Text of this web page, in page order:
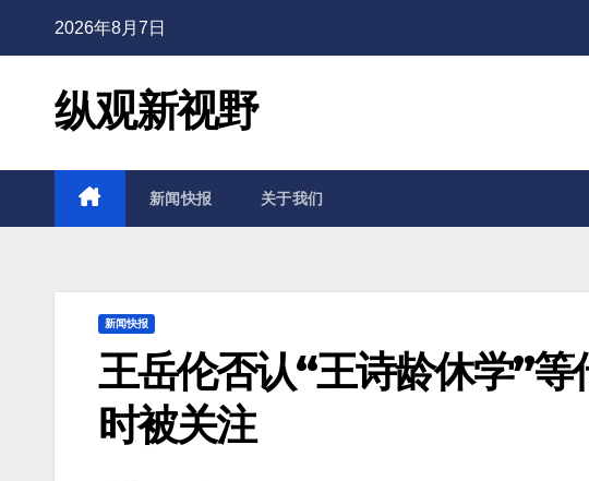
2026年8月7日
纵观新视野
新闻快报 关于我们
新闻快报
王岳伦否认“王诗龄休学”
时被关注